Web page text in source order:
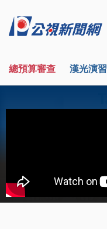
總預算審查 漢光演習